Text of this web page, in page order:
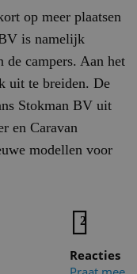
op meer plaatsen
is namelijk
de campers. Aan het
uit te breiden. De
Stokman BV uit
en Caravan
modellen voor
2
Reacties